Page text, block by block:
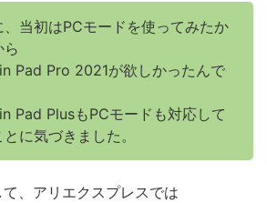
、当初はPCモードを使ってみたか
ら
Pad Pro 2021が欲しかったんで
Pad PlusもPCモードも対応して
に気づきました。
、アリエクスプレスでは